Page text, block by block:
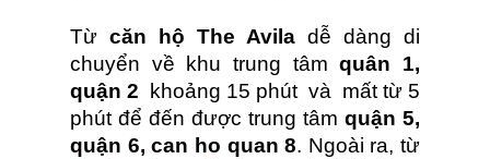
Từ căn hộ The Avila dễ dàng di
chuyển về khu trung tâmquân 1,
quận 2 khoảng 15 phút và mất từ 5
phút để đến được trung tâm quận 5,
quận 6, can ho quan 8. Ngoài ra, từ